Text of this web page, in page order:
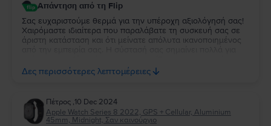
Απάντηση από τη Flip
Σας ευχαριστούμε θερμά για την υπέροχη αξιολόγησή σας!
Χαιρόμαστε ιδιαίτερα που παραλάβατε τη συσκευή σας σε
άριστη κατάσταση και ότι μείνατε απόλυτα ικανοποιημένος
την καλύτερη δυνατή εξυπηρέτηση. Να χαρείτε τη συσκευή
σας και θα χαρούμε να σας εξυπηρετήσουμε ξανά στο
Δες περισσότερες λεπτομέρειες
Πέτρος ,10 Dec 2024
Apple Watch Series 8 2022, GPS + Cellular, Aluminium
45mm, Midnight, Σαν καινούργιο